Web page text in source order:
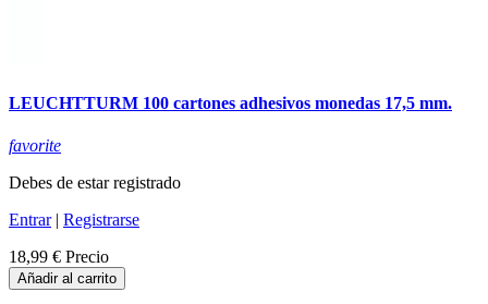
LEUCHTTURM 100 cartones adhesivos monedas 17,5 mm.
favorite
Debes de estar registrado
Entrar| Registrarse
18,99 € Precio
Añadir al carrito